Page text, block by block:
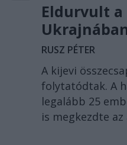
Eldurvult
RUSZ PÉTER
A kijevi
folytatódtak. A
legalább 25
is megkezdte